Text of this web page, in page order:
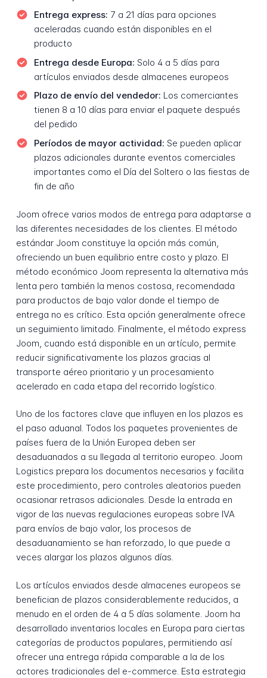
Entrega express: 7 a 21 días para opciones
aceleradas cuando están disponibles en el
producto
Entrega desde Europa: Solo 4 a 5 días para
artículos enviados desde almacenes europeos
Plazo de envío del vendedor: Los comerciantes
tienen 8 a 10 días para enviar el paquete después
del pedido
Períodos de mayor actividad: Se pueden aplicar
plazos adicionales durante eventos comerciales
importantes como el Día del Soltero o las fiestas de
fin de año
Joom ofrece varios modos de entrega para adaptarse a
las diferentes necesidades de los clientes. El método
estándar Joom constituye la opción más común,
ofreciendo un buen equilibrio entre costo y plazo. El
método económico Joom representa la alternativa más
lenta pero también la menos costosa, recomendada
para productos de bajo valor donde el tiempo de
entrega no es crítico. Esta opción generalmente ofrece
un seguimiento limitado. Finalmente, el método express
Joom, cuando está disponible en un artículo, permite
reducir significativamente los plazos gracias al
transporte aéreo prioritario y un procesamiento
acelerado en cada etapa del recorrido logístico.
Uno de los factores clave que influyen en los plazos es
el paso aduanal. Todos los paquetes provenientes de
países fuera de la Unión Europea deben ser
desaduanados a su llegada al territorio europeo. Joom
Logistics prepara los documentos necesarios y facilita
este procedimiento, pero controles aleatorios pueden
ocasionar retrasos adicionales. Desde la entrada en
vigor de las nuevas regulaciones europeas sobre IVA
para envíos de bajo valor, los procesos de
desaduanamiento se han reforzado, lo que puede a
veces alargar los plazos algunos días.
Los artículos enviados desde almacenes europeos se
benefician de plazos considerablemente reducidos, a
menudo en el orden de 4 a 5 días solamente. Joom ha
desarrollado inventarios locales en Europa para ciertas
categorías de productos populares, permitiendo así
ofrecer una entrega rápida comparable a la de los
actores tradicionales del e-commerce. Esta estrategia